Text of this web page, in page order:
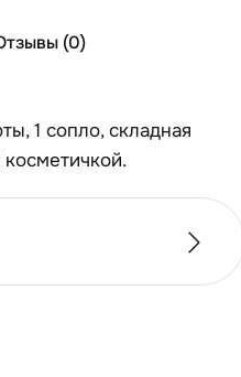
(0)
1 сопло, складная